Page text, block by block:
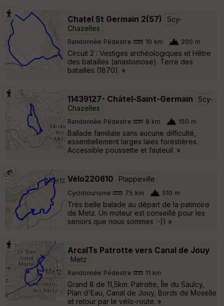
Chatel St Germain 2(57)
Scy-
Chazelles
Randonnée Pédestre 10 km 200 m
Circuit 2 : Vestiges archéologiques et Hêtre
des batailles (anastomose). Terre des
batailles (1870). »
11439127- Châtel-Saint-Germain
Scy-
Chazelles
Randonnée Pédestre 8 km 150 m
Ballade familiale sans aucune difficulté,
essentiellement larges laies forestières.
Accessible poussette et fauteuil. »
Vélo220610 Plappeville
Cyclotourisme 75 km 510 m
Très belle balade au départ de la patinoire
de Metz. Un moteur est conseillé pour les
seniors que nous sommes :-)) »
ArcalTs Patrotte vers Canal de Jouy
Metz
Randonnée Pédestre 11 km
Grand 8 de 11,5km. Patrotte, Île du Saulcy,
Plan d'Eau, Canal de Jouy, Bords de Moselle
et retour par le vélo-route. »